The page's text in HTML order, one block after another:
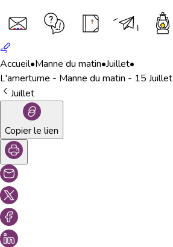
Accueil•Manne du matin•Juillet•
L'amertume - Manne du matin - 15 Juillet
Juillet
Copier le lien